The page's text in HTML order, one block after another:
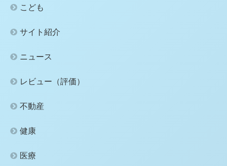
こども
サイト紹介
ニュース
レビュー（評価）
不動産
健康
医療